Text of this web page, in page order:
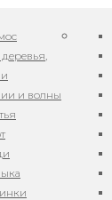
деревья,
и волны